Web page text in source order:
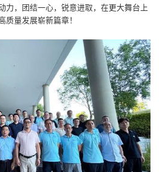
力，团结一心，锐意进取，在更大舞台上
质量发展崭新篇章！